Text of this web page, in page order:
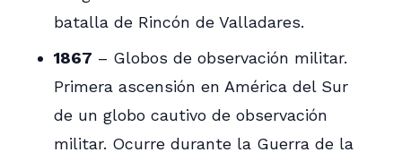
batalla de Rincón de Valladares.
1867 – Globos de observación militar.
Primera ascensión en América del Sur
de un globo cautivo de observación
militar. Ocurre durante la Guerra de la